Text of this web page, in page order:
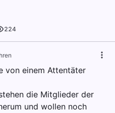
224
von einem Attentäter
die Mitglieder der
und wollen noch